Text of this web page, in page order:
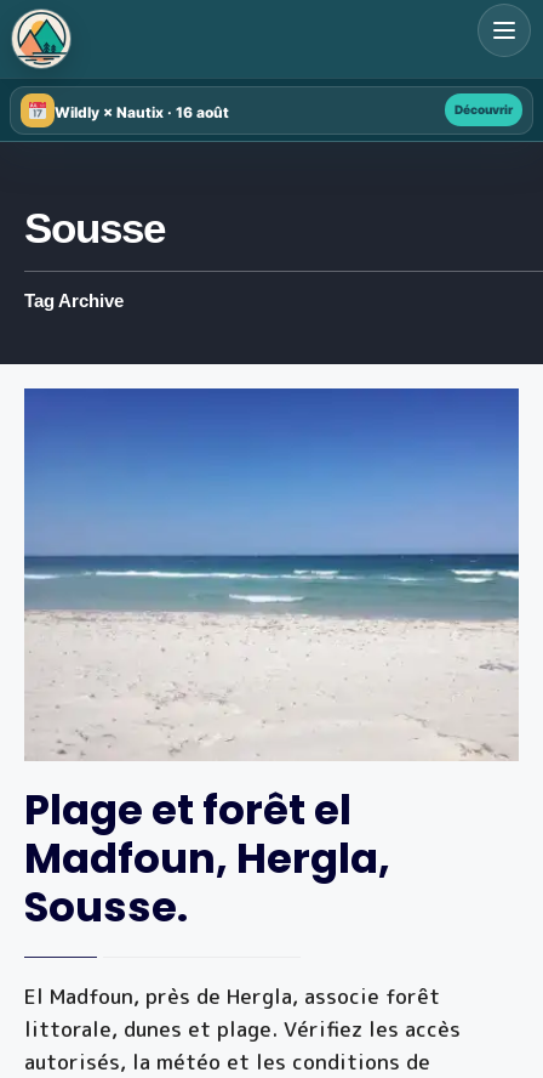
Wildly × Nautix · 16 août Découvrir
Sousse
Tag Archive
Plage et forêt el
Madfoun, Hergla,
Sousse.
El Madfoun, près de Hergla, associe forêt
littorale, dunes et plage. Vérifiez les accès
autorisés, la météo et les conditions de
Search
for: